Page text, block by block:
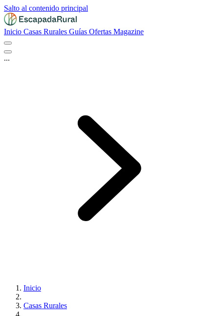
Salto al contenido principal
Inicio Casas Rurales Guías Ofertas Magazine
...
Inicio
Casas Rurales